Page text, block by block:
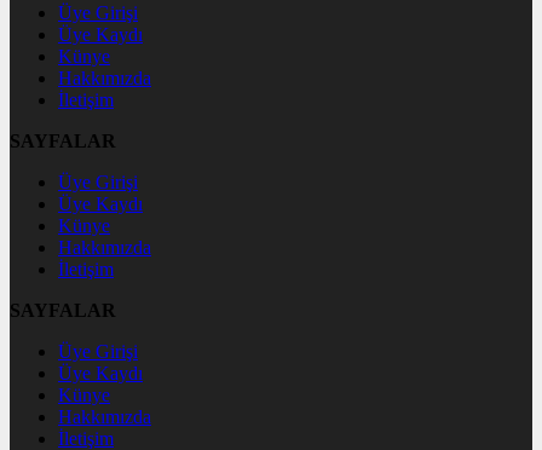
Üye Girişi
Üye Kaydı
Künye
Hakkımızda
İletişim
SAYFALAR
Üye Girişi
Üye Kaydı
Künye
Hakkımızda
İletişim
SAYFALAR
Üye Girişi
Üye Kaydı
Künye
Hakkımızda
İletişim